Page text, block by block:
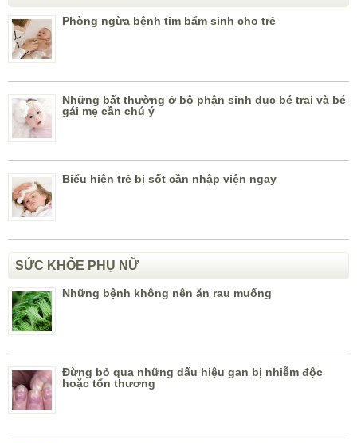
Phòng ngừa bệnh tim bẩm sinh cho trẻ
Những bất thường ở bộ phận sinh dục bé trai và bé
gái mẹ cần chú ý
Biểu hiện trẻ bị sốt cần nhập viện ngay
SỨC KHỎE PHỤ NỮ
Những bệnh không nên ăn rau muống
Đừng bỏ qua những dấu hiệu gan bị nhiễm độc
hoặc tổn thương